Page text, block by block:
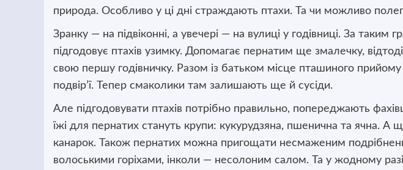
природа. Особливо у ці дні страждають птахи. Та чи можливо
Зранку — на підвіконні, а увечері — на вулиці у годівниці. За таким
підгодовує птахів узимку. Допомагає пернатим ще змалечку,
свою першу годівничку. Разом із батьком місце пташиного
подвір’ї. Тепер смаколики там залишають ще й сусіди.
Але підгодовувати птахів потрібно правильно, попереджають
їжі для пернатих стануть крупи: кукурудзяна, пшенична та ячна.
канарок. Також пернатих можна пригощати несмаженим
волоськими горіхами, інколи — несолоним салом. Та у жодному